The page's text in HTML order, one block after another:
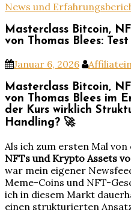
News und
Masterclass Bitcoin,
von Thomas Blees: Test
Januar 6, 2026
Masterclass Bitcoin,
von Thomas Blees im
der Kurs wirklich
Handling? 🚀
Als ich zum ersten Mal von
NFTs und Krypto Assets
war mein eigener
Meme-Coins und NFT-
ich in diesem Markt
einen strukturierten